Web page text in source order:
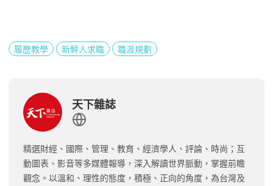
履歷教學 新鮮人求職 職涯規劃
天下雜誌
精選財經、國際、管理、教育、經濟學人、評論、時尚；互
動圖表、影音等多媒體報導，深入解讀世界脈動，掌握前瞻
觀念。以溫和、理性的態度，積極、正向的角度，為台灣及